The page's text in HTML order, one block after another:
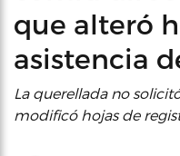
que alteró
asistencia
La querellada no
modificó hojas de